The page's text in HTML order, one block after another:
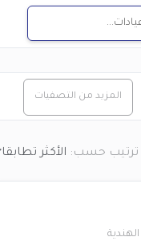
المزيد من التصفيات
ترتيب حسب: الأكثر تطابقا
الهندية